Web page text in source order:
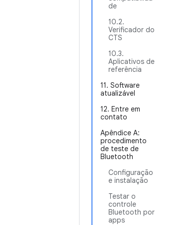
de
10.2.
Verificador do
CTS
10.3.
Aplicativos de
referência
11. Software
atualizável
12. Entre em
contato
Apêndice A:
procedimento
de teste de
Bluetooth
Configuração
e instalação
Testar o
controle
Bluetooth por
apps